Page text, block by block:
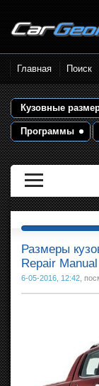
Размеры кузова
Контрольные
размеры.
Главная Поиск
Кузовные
Программы
Размеры
Repair Manual
6-05-2016, 12:42 ,